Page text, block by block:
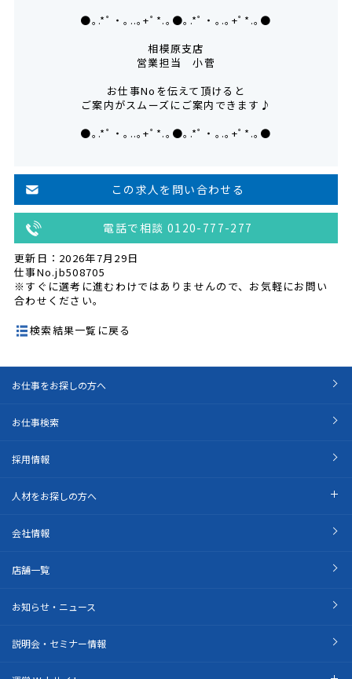
●｡.*ﾟ・｡..｡+ﾟ*.｡●｡.*ﾟ・｡.｡+ﾟ*.｡●
相模原支店
営業担当 小菅
お仕事Noを伝えて頂けると
ご案内がスムーズにご案内できます♪
●｡.*ﾟ・｡..｡+ﾟ*.｡●｡.*ﾟ・｡.｡+ﾟ*.｡●
この求人を問い合わせる
電話で相談 0120-777-277
更新日：2026年7月29日
仕事No.jb508705
※すぐに選考に進むわけではありませんので、お気軽にお問い
合わせください。
検索結果一覧に戻る
お仕事をお探しの方へ
お仕事検索
採用情報
人材をお探しの方へ
会社情報
店舗一覧
お知らせ・ニュース
説明会・セミナー情報